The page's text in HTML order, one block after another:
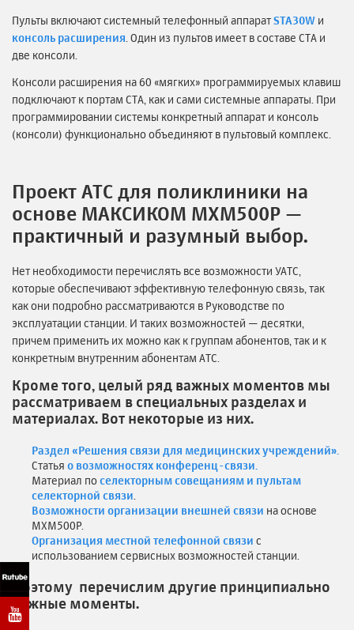
Пульты включают системный телефонный аппаратSTA30W и
консоль расширения . Один из пультов имеет в составе СТА и
две консоли.
Консоли расширения на 60 «мягких» программируемых клавиш
подключают к портам СТА, как и сами системные аппараты. При
программировании системы конкретный аппарат и консоль
(консоли) функционально объединяют в пультовый комплекс.
Проект АТС для поликлиники на
основе МАКСИКОМ MXM500P —
практичный и разумный выбор.
Нет необходимости перечислять все возможности УАТС,
которые обеспечивают эффективную телефонную связь, так
как они подробно рассматриваются в Руководстве по
эксплуатации станции. И таких возможностей — десятки,
причем применить их можно как к группам абонентов, так и к
конкретным внутренним абонентам АТС.
Кроме того, целый ряд важных моментов мы
рассматриваем в специальных разделах и
материалах. Вот некоторые из них.
Раздел «Решения связи для медицинских учреждений».
Статья о возможностях конференц-связи.
Материал поселекторным совещаниям и пультам
селекторной связи
Возможности организации внешней связи на основе
MXM500P.
Организация местной телефонной связи с
использованием сервисных возможностей станции.
Поэтому перечислим другие принципиально
важные моменты.